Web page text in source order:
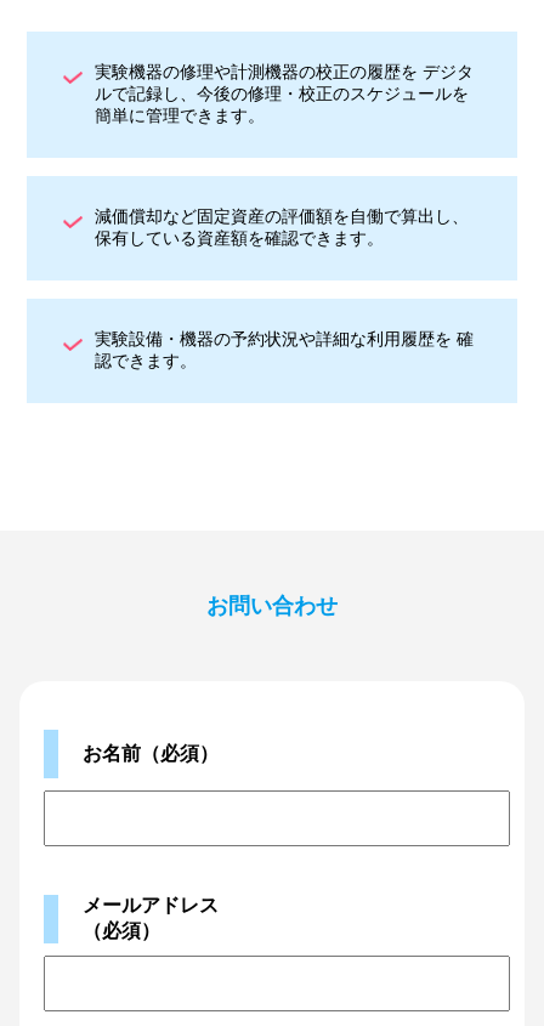
実験機器の修理や計測機器の校正の履歴を デジタ
ルで記録し、今後の修理・校正のスケジュールを
簡単に管理できます。
減価償却など固定資産の評価額を自働で算出し、
保有している資産額を確認できます。
実験設備・機器の予約状況や詳細な利用履歴を 確
認できます。
お問い合わせ
お名前（必須）
メールアドレス
（必須）